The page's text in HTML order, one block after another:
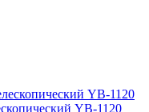
YB-1120